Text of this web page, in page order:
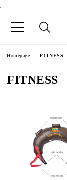
;
Homepage FITNESS
FITNESS